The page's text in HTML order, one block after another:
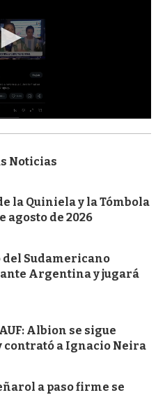
Noticias
la Quiniela y la Tómbola
agosto de 2026
Sudamericano
Argentina y jugará
Albion se sigue
contrató a Ignacio Neira
a paso firme se